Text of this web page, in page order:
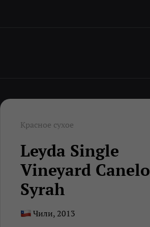
Красное сухое
Leyda Single
Vineyard Canelo
Syrah
Чили, 2013